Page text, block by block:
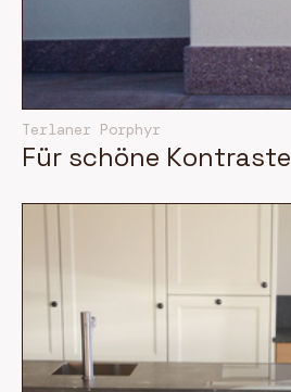
Terlaner Porphyr
Für schöne Kontraste